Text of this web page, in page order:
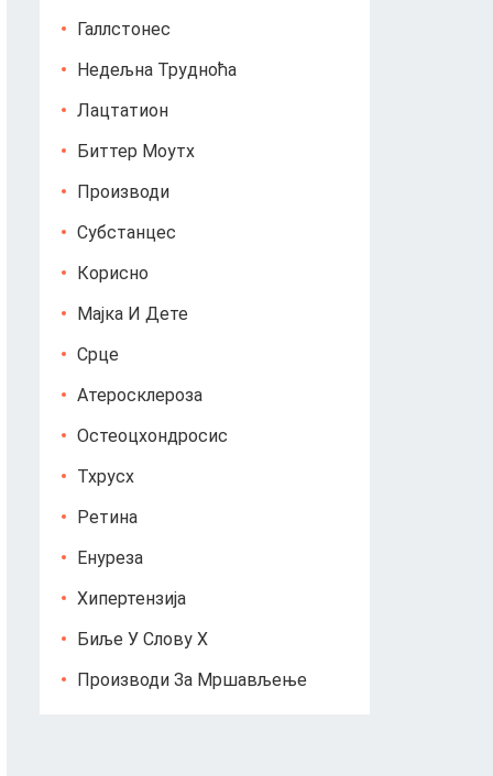
Галлстонес
Недељна Трудноћа
Лацтатион
Биттер Моутх
Производи
Субстанцес
Корисно
Мајка И Дете
Срце
Атеросклероза
Остеоцхондросис
Тхрусх
Ретина
Енуреза
Хипертензија
Биље У Слову Х
Производи За Мршављење